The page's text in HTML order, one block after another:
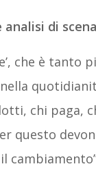
di
che è tanto
nella
chi paga,
questo